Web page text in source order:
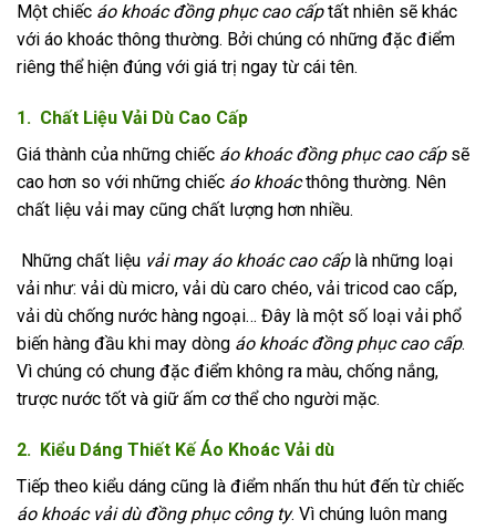
Một chiếc áo khoác đồng phục cao cấptất nhiên sẽ khác
với áo khoác thông thường. Bởi chúng có những đặc điểm
riêng thể hiện đúng với giá trị ngay từ cái tên.
1. Chất Liệu Vải Dù Cao Cấp
Giá thành của những chiếc áo khoác đồng phục cao cấpsẽ
cao hơn so với những chiếc áo khoácthông thường. Nên
chất liệu vải may cũng chất lượng hơn nhiều.
Những chất liệu vải may áo khoác cao cấplà những loại
vải như: vải dù micro, vải dù caro chéo, vải tricod cao cấp,
vải dù chống nước hàng ngoại… Đây là một số loại vải phổ
biến hàng đầu khi may dòng áo khoác đồng phục cao cấp.
Vì chúng có chung đặc điểm không ra màu, chống nắng,
trược nước tốt và giữ ấm cơ thể cho người mặc.
2. Kiểu Dáng Thiết Kế Áo Khoác Vải dù
Tiếp theo kiểu dáng cũng là điểm nhấn thu hút đến từ chiếc
áo khoác vải dù đồng phục công ty. Vì chúng luôn mang